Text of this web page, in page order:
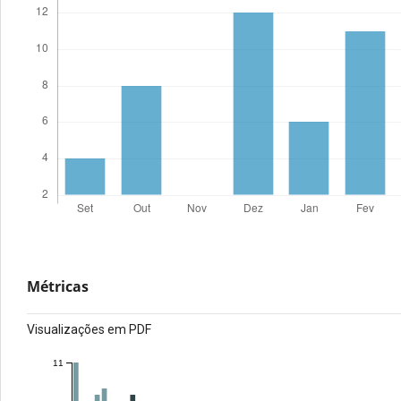
Métricas
Visualizações em PDF
11